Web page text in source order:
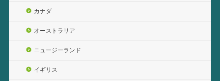
カナダ
オーストラリア
ニュージーランド
イギリス